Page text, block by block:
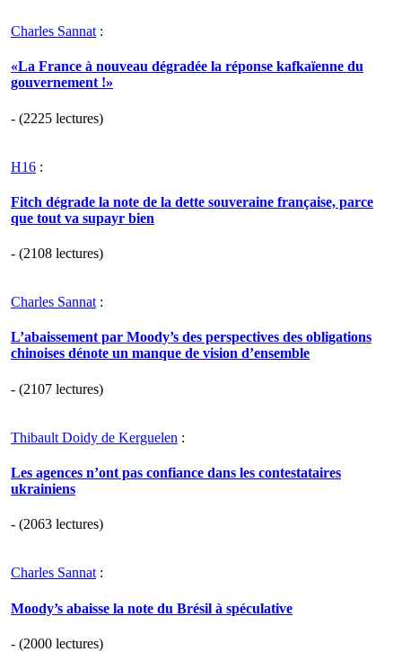
Charles Sannat :
«La France à nouveau dégradée la réponse kafkaïenne du
gouvernement !»
- (2225 lectures)
H16 :
Fitch dégrade la note de la dette souveraine française, parce
que tout va supayr bien
- (2108 lectures)
Charles Sannat :
L’abaissement par Moody’s des perspectives des obligations
chinoises dénote un manque de vision d’ensemble
- (2107 lectures)
Thibault Doidy de Kerguelen :
Les agences n’ont pas confiance dans les contestataires
ukrainiens
- (2063 lectures)
Charles Sannat :
Moody’s abaisse la note du Brésil à spéculative
- (2000 lectures)